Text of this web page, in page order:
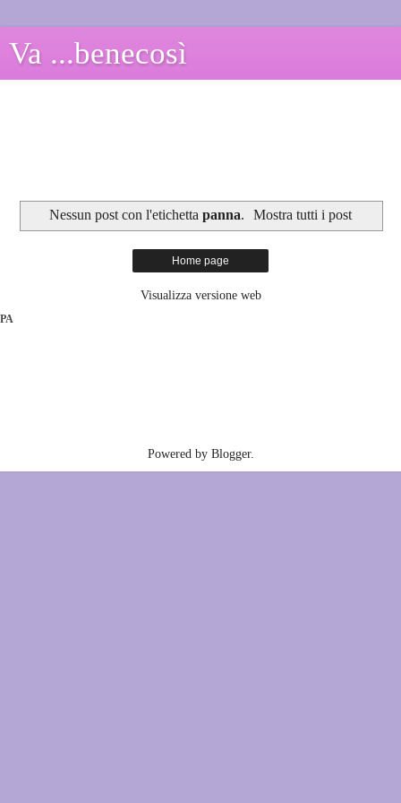
Va ...benecosì
Nessun post con l'etichetta panna. Mostra tutti i post
Home page
Visualizza versione web
PA
Powered by Blogger.